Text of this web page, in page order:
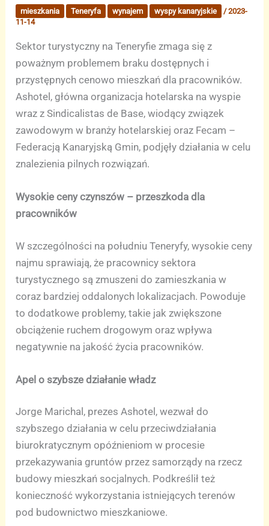
mieszkania Teneryfa wynajem wyspy kanaryjskie /2023-
11-14
Sektor turystyczny na Teneryfie zmaga się z
poważnym problemem braku dostępnych i
przystępnych cenowo mieszkań dla pracowników.
Ashotel, główna organizacja hotelarska na wyspie
wraz z Sindicalistas de Base, wiodący związek
zawodowym w branży hotelarskiej oraz Fecam –
Federacją Kanaryjską Gmin, podjęły działania w celu
znalezienia pilnych rozwiązań.
Wysokie ceny czynszów – przeszkoda dla
pracowników
W szczególności na południu Teneryfy, wysokie ceny
najmu sprawiają, że pracownicy sektora
turystycznego są zmuszeni do zamieszkania w
coraz bardziej oddalonych lokalizacjach. Powoduje
to dodatkowe problemy, takie jak zwiększone
obciążenie ruchem drogowym oraz wpływa
negatywnie na jakość życia pracowników.
Apel o szybsze działanie władz
Jorge Marichal, prezes Ashotel, wezwał do
szybszego działania w celu przeciwdziałania
biurokratycznym opóźnieniom w procesie
przekazywania gruntów przez samorządy na rzecz
budowy mieszkań socjalnych. Podkreślił też
konieczność wykorzystania istniejących terenów
pod budownictwo mieszkaniowe.